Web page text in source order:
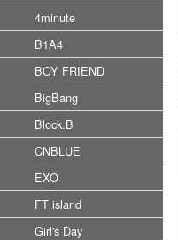
4minute
B1A4
BOY FRIEND
BigBang
Block.B
CNBLUE
EXO
FT island
Girl's Day